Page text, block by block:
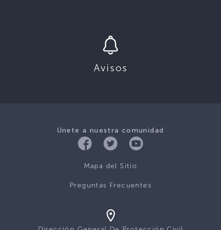
Avisos
Únete a nuestra comunidad
Mapa del Sitio
Preguntas Frecuentes